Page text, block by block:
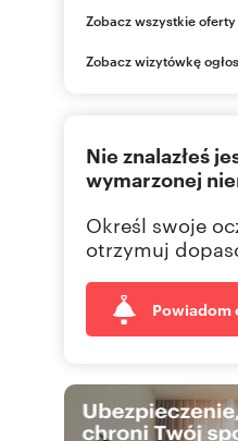
ul. Marcika 6
małopolskie
519 32
Zobacz wszystkie
Zobacz wizytówkę
Nie znalazłeś
wymarzonej
Określ swoje
otrzymuj
Powiadom